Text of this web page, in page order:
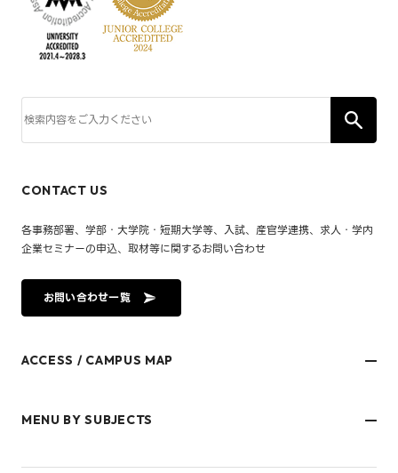
CONTACT US
各事務部署、学部・大学院・短期大学等、入試、産官学連携、求人・学内
企業セミナーの申込、取材等に関するお問い合わせ
お問い合わせ一覧
ACCESS / CAMPUS MAP
御幸キャンパス(運動施設)
MENU BY SUBJECTS
在学生・保護者のみなさま